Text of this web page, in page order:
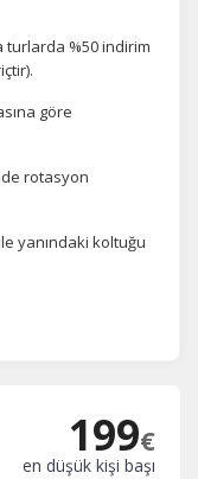
göstermek için
devam
turlarda %50 indirim
göre
rotasyon
yanındaki koltuğu
199€
en düşük kişi başı